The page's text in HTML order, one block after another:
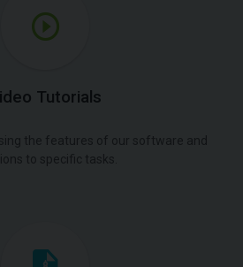
Tutorials
the features of our software and
to specific tasks.